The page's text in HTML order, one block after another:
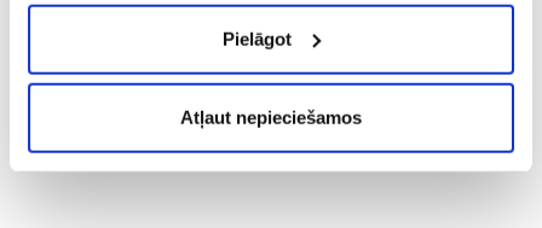
Pielāgot
Atļaut nepieciešamos